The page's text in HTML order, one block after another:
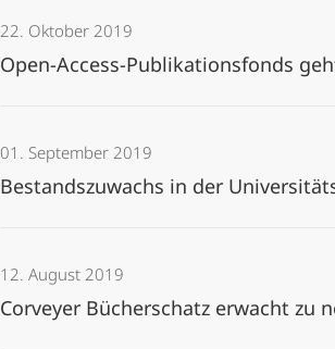
22. Oktober 2019
Open-Access-Publikationsfonds
01. September 2019
Bestandszuwachs in der
12. August 2019
Corveyer Bücherschatz erwacht zu